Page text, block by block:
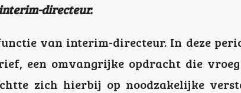
directeur.
van interim-directeur. In deze
een omvangrijke opdracht die
zich hierbij op noodzakelijke